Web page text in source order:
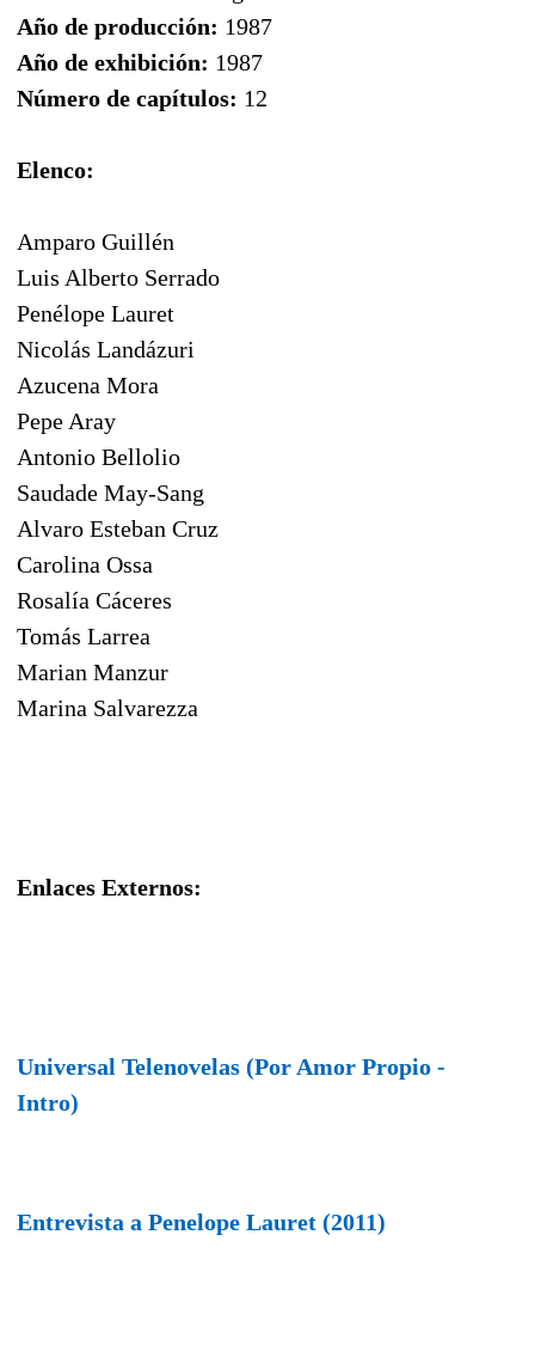
Año de producción: 1987
Año de exhibición: 1987
Número de capítulos: 12
Elenco:
Amparo Guillén
Luis Alberto Serrado
Penélope Lauret
Nicolás Landázuri
Azucena Mora
Pepe Aray
Antonio Bellolio
Saudade May-Sang
Alvaro Esteban Cruz
Carolina Ossa
Rosalía Cáceres
Tomás Larrea
Marian Manzur
Marina Salvarezza
Enlaces Externos:
Universal Telenovelas (Por Amor Propio -
Intro)
Entrevista a Penelope Lauret (2011)